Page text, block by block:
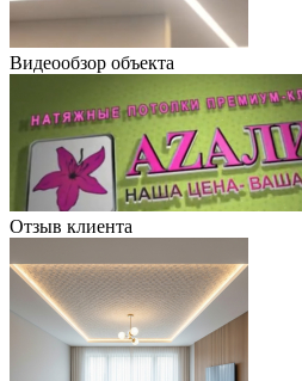
Видеообзор объекта
Отзыв клиента